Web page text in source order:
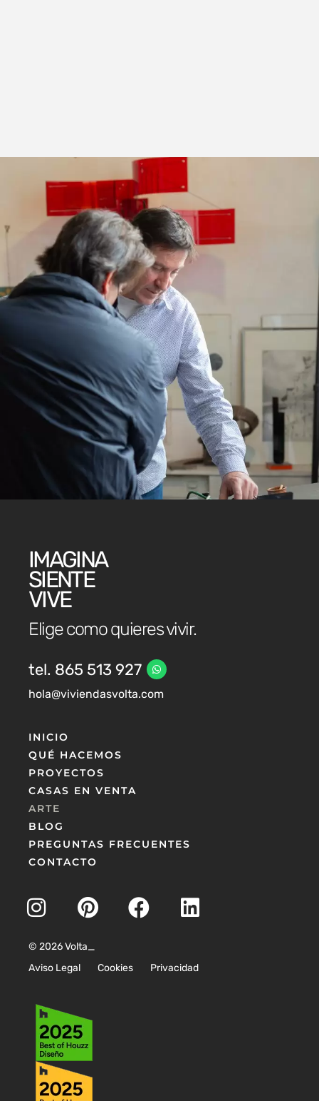
IMAGINA
SIENTE
VIVE
Elige como quieres vivir.
tel. 865 513 927
hola@viviendasvolta.com
INICIO
QUÉ HACEMOS
PROYECTOS
CASAS EN VENTA
ARTE
BLOG
PREGUNTAS FRECUENTES
CONTACTO
© 2026 Volta_
Aviso Legal
Cookies Privacidad